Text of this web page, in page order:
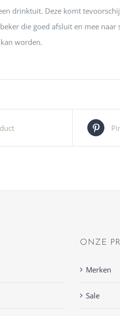
drinktuit. Deze komt
die goed afsluit en mee
worden.
ONZE
Merken
Sale